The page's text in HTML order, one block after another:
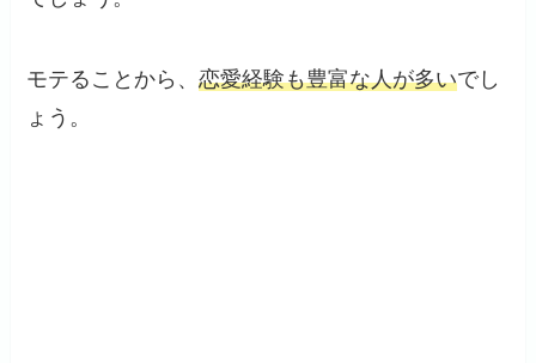
モテることから、恋愛経験も豊富な人が多いでし
ょう。